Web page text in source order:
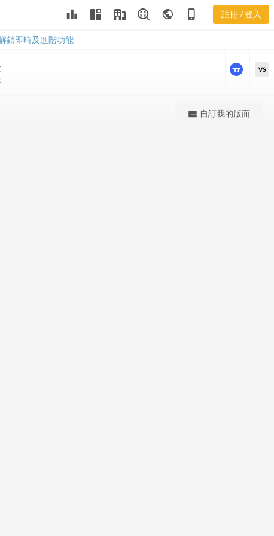
leaderboard public phone_iphone 註冊 / 登入
鎖即時及進階功能
SYK 股價K線
更強大的進階價量圖表
VS
view_quilt 自訂我的版面